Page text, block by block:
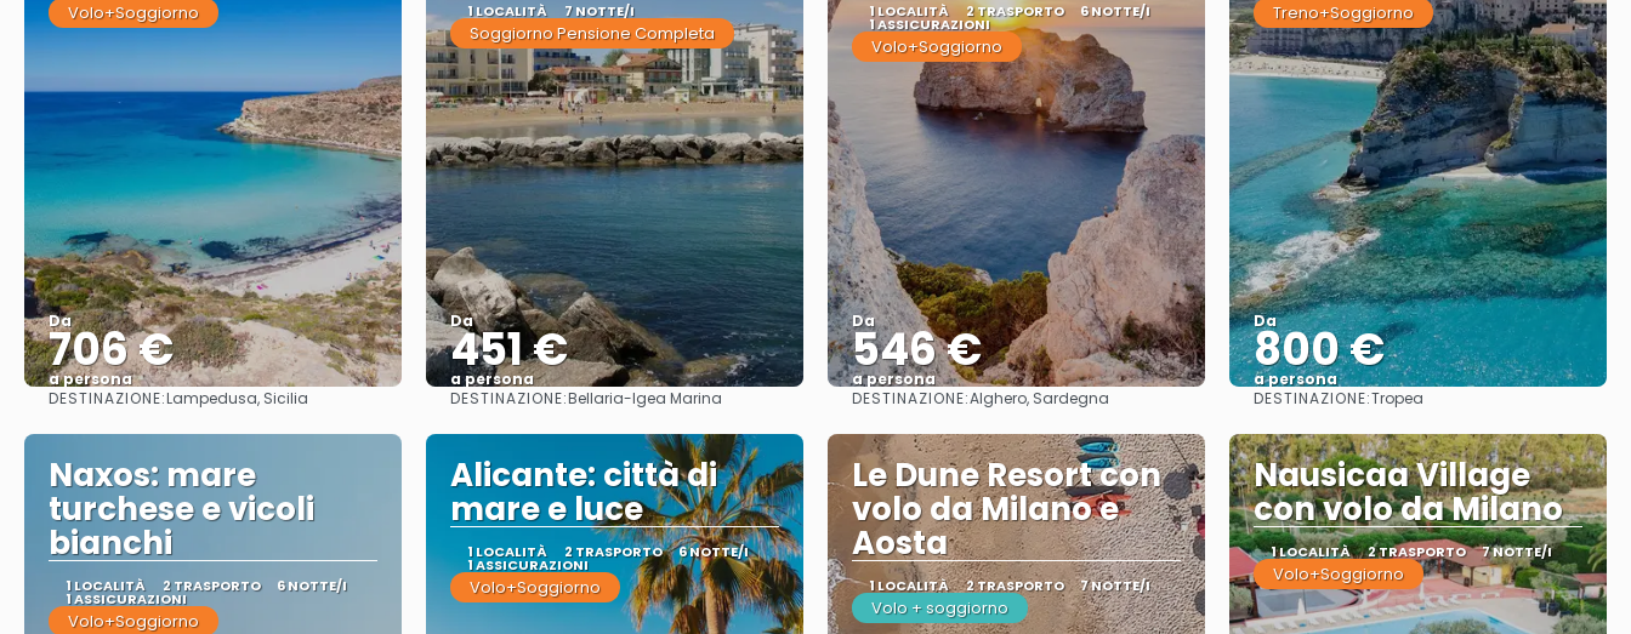
Volo+Soggiorno
Da
706 €
a persona
Vedere
DESTINAZIONE:Lampedusa, Sicilia
1 LOCALITÀ 7 NOTTE/I
Soggiorno Pensione Completa
Da
451 €
a persona
Vedere
DESTINAZIONE:Bellaria-Igea Marina
1 LOCALITÀ 2 TRASPORTO 6 NOTTE/I
1 ASSICURAZIONI
Volo+Soggiorno
Da
546 €
a persona
Vedere
DESTINAZIONE:Alghero, Sardegna
Treno+Soggiorno
Da
800 €
a persona
Vedere
DESTINAZIONE:Tropea
Naxos: mare
turchese e vicoli
bianchi
1 LOCALITÀ 2 TRASPORTO 6 NOTTE/I
1 ASSICURAZIONI
Volo+Soggiorno
Alicante: città di
mare e luce
1 LOCALITÀ 2 TRASPORTO 6 NOTTE/I
1 ASSICURAZIONI
Volo+Soggiorno
Le Dune Resort con
volo da Milano e
Aosta
1 LOCALITÀ 2 TRASPORTO 7 NOTTE/I
Volo + soggiorno
Nausicaa Village
con volo da Milano
1 LOCALITÀ 2 TRASPORTO 7 NOTTE/I
Volo+Soggiorno